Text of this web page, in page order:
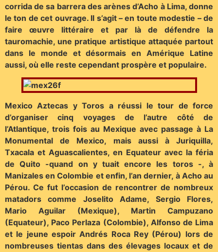
corrida de sa barrera des arènes d’Acho à Lima, donne
le ton de cet ouvrage. Il s’agit – en toute modestie – de
faire œuvre littéraire et par là de défendre la
tauromachie, une pratique artistique attaquée partout
dans le monde et désormais en Amérique Latine
aussi, où elle reste cependant prospère et populaire.
Mexico Aztecas y Toros a réussi le tour de force
d’organiser cinq voyages de l’autre côté de
l’Atlantique, trois fois au Mexique avec passage à La
Monumental de Mexico, mais aussi à Juriquilla,
Txacala et Aguascalientes, en Equateur avec la féria
de Quito -quand on y tuait encore les toros -, à
Manizales en Colombie et enfin, l’an dernier, à Acho au
Pérou. Ce fut l’occasion de rencontrer de nombreux
matadors comme Joselito Adame, Sergio Flores,
Mario Aguilar (Mexique), Martin Campuzano
(Equateur), Paco Perlaza (Colombie), Alfonso de Lima
et le jeune espoir Andrés Roca Rey (Pérou) lors de
nombreuses tientas dans des élevages locaux et de